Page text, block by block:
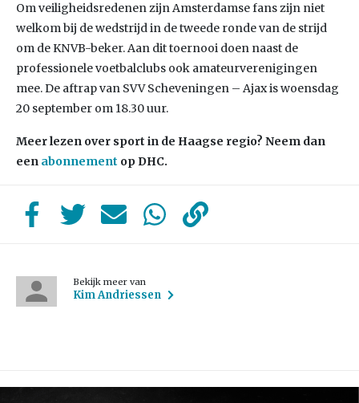
Om veiligheidsredenen zijn Amsterdamse fans zijn niet
welkom bij de wedstrijd in de tweede ronde van de strijd
om de KNVB-beker. Aan dit toernooi doen naast de
professionele voetbalclubs ook amateurverenigingen
mee. De aftrap van SVV Scheveningen – Ajax is woensdag
20 september om 18.30 uur.
Meer lezen over sport in de Haagse regio? Neem dan
een abonnement op DHC.
Bekijk meer van
Kim Andriessen